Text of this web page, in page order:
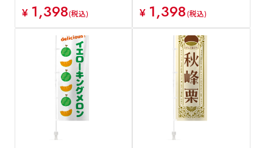
¥ 1,398(税込)
¥ 1,398(税込)